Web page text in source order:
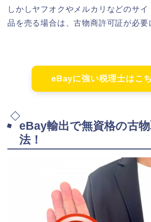
しかしヤフオクやメルカリなどのサイ
品を売る場合は、古物商許可証が必要
eBayに強い税理士はこち
eBay輸出で無資格の古
法！